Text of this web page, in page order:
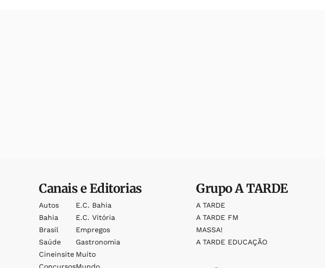
Canais e Editorias
Autos
Bahia
Brasil
Saúde
Cineinsite
E.c. Bahia
E.c. Vitória
Empregos
Gastronomia
Muito
GrupoA TARDE
A TARDE
A TARDE FM
MASSA!
A TARDE EDUCAÇÃO